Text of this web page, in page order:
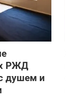
РЖД
душем и